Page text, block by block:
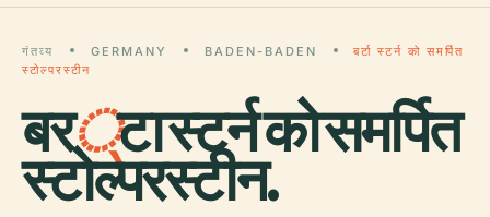
गंतव्य GERMANY BADEN-BADEN
बर्टा स्टर्न को समर्पित
स्टोल्परस्टीन
बर्टा स्टर्न को समर्पित
स्टोल्परस्टीन.